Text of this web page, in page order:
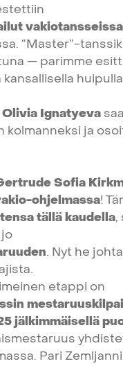
vakiotansseissa
“Master”-
— parimme
kansallisella
Olivia Ignatyeva
kolmanneksi ja
Sofia
ohjelmassa!
tälläkaudella,
jo
. Nyt he
etappi on
jälkimmäisellä
Pari